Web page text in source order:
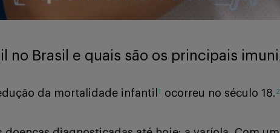
no Brasil e quais são os principais
da mortalidade infantil 1 ocorreu no século 18. 2